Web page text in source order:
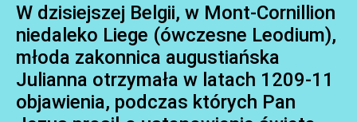
W dzisiejszej Belgii, w Mont-Cornillion
niedaleko Liege (ówczesne Leodium),
młoda zakonnica augustiańska
Julianna otrzymała w latach 1209-11
objawienia, podczas których Pan